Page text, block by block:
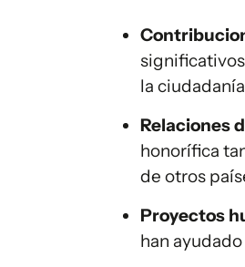
la
Relaciones
honorífica
de otros
Proyectos
han